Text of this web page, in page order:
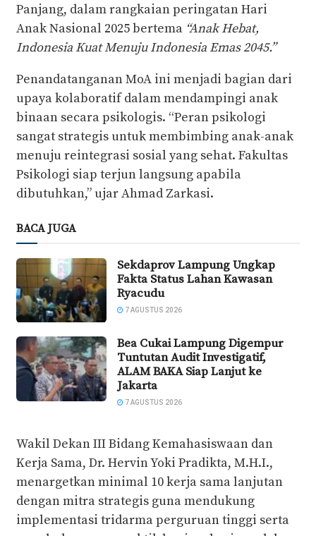
Panjang, dalam rangkaian peringatan Hari
Anak Nasional 2025 bertema “Anak Hebat,
Indonesia Kuat Menuju Indonesia Emas 2045.”
Penandatanganan MoA ini menjadi bagian dari
upaya kolaboratif dalam mendampingi anak
binaan secara psikologis. “Peran psikologi
sangat strategis untuk membimbing anak-anak
menuju reintegrasi sosial yang sehat. Fakultas
Psikologi siap terjun langsung apabila
dibutuhkan,” ujar Ahmad Zarkasi.
BACA JUGA
Sekdaprov Lampung Ungkap
Fakta Status Lahan Kawasan
Ryacudu
7 AGUSTUS 2026
Bea Cukai Lampung Digempur
Tuntutan Audit Investigatif,
ALAM BAKA Siap Lanjut ke
Jakarta
7 AGUSTUS 2026
Wakil Dekan III Bidang Kemahasiswaan dan
Kerja Sama, Dr. Hervin Yoki Pradikta, M.H.I.,
menargetkan minimal 10 kerja sama lanjutan
dengan mitra strategis guna mendukung
implementasi tridarma perguruan tinggi serta